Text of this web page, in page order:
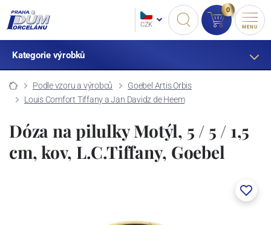
CZK
0
MENU
Kategorie výrobků
Podle vzoru a výrobců
Goebel Artis Orbis
Louis Comfort Tiffany a Jan Davidz de Heem
Dóza na pilulky Motýl, 5 / 5 / 1,5
cm, kov, L.C.Tiffany, Goebel